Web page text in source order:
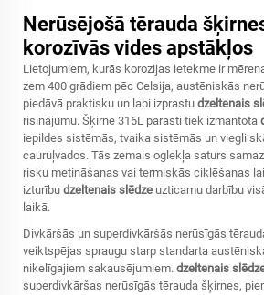
Nerūsējošā tērauda
korozīvās vides apstākļos
Lietojumiem, kurās korozijas ietekme ir
zem 400 grādiem pēc Celsija, austēniskās
piedāvā praktisku un labi izprastu dzeltenais
risinājumu. Šķirne 316L parasti tiek izmantota
iepildes sistēmās, tvaika sistēmās un viegli
cauruļvados. Tās zemais oglekļa saturs
risku metināšanas vai termiskās ciklēšanas
izturību dzeltenais slēdze uzticamu darbību
laikā.
Divkāršās un superdivkāršās nerūsīgās
veiktspējas spraugu starp standarta
nikelīgajiem sakausējumiem. dzeltenais
superdivkāršas nerūsīgās tērauda šķirnes,